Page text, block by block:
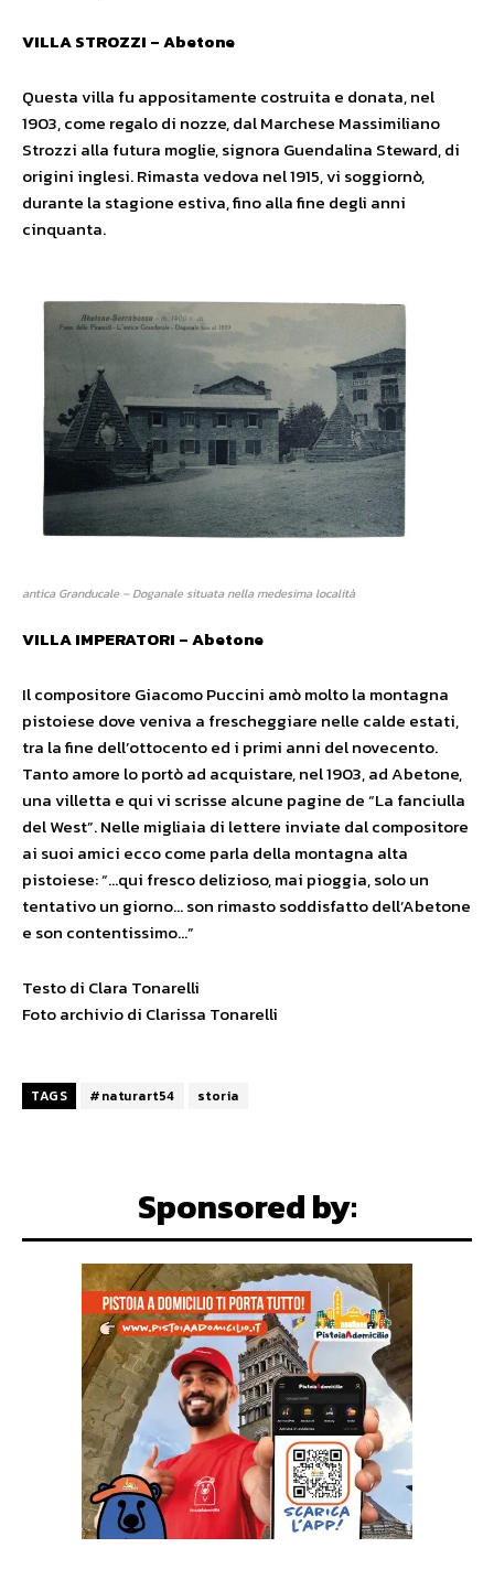
VILLA STROZZI – Abetone
Questa villa fu appositamente costruita e donata, nel
1903, come regalo di nozze, dal Marchese Massimiliano
Strozzi alla futura moglie, signora Guendalina Steward, di
origini inglesi. Rimasta vedova nel 1915, vi soggiornò,
durante la stagione estiva, fino alla fine degli anni
cinquanta.
antica Granducale – Doganale situata nella medesima località
VILLA IMPERATORI – Abetone
Il compositore Giacomo Puccini amò molto la montagna
pistoiese dove veniva a frescheggiare nelle calde estati,
tra la fine dell’ottocento ed i primi anni del novecento.
Tanto amore lo portò ad acquistare, nel 1903, ad Abetone,
una villetta e qui vi scrisse alcune pagine de “La fanciulla
del West”. Nelle migliaia di lettere inviate dal compositore
ai suoi amici ecco come parla della montagna alta
pistoiese: “…qui fresco delizioso, mai pioggia, solo un
tentativo un giorno… son rimasto soddisfatto dell’Abetone
e son contentissimo…”
Testo di Clara Tonarelli
Foto archivio di Clarissa Tonarelli
TAGS #naturart54 storia
Sponsored by: